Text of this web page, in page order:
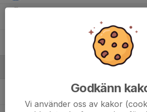
Christine Boström Ledare/
Godkänn
Vi använder oss av kakor